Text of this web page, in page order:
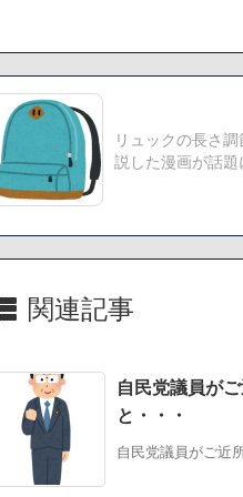
まう
SM風俗嬢ワイ、なんでも答
Powered by livedoor 相互RSS
リュックの長さ
説した漫画が話題
関連記事
自民党議員が
と・・・
自民党議員がご近